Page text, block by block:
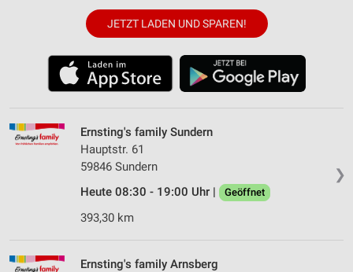
JETZT LADEN UND SPAREN!
❯
Ernsting's family Sundern
Hauptstr. 61
59846 Sundern
Heute 08:30 - 19:00 Uhr |
Geöffnet
393,30 km
Ernsting's family Arnsberg